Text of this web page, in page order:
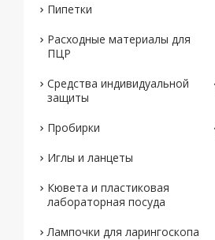
Пипетки
Расходные материалы для
ПЦР
Средства индивидуальной
защиты
Пробирки
Иглы и ланцеты
Кювета и пластиковая
лабораторная посуда
Лампочки для ларингоскопа